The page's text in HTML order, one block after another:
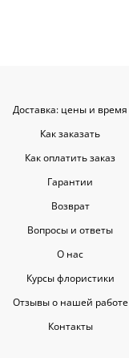
Доставка: цены и время
Как заказать
Как оплатить заказ
Гарантии
Возврат
Вопросы и ответы
О нас
Курсы флористики
Отзывы о нашей работе
Контакты